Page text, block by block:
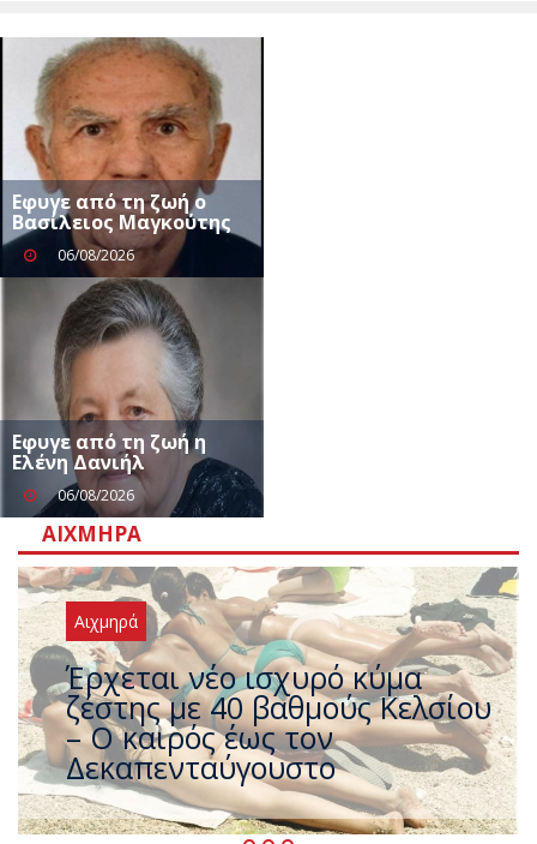
Eφυγε από τη ζωή ο
Βασίλειος Μαγκούτης
06/08/2026
Εφυγε από τη ζωή η
Ελένη Δανιήλ
06/08/2026
ΑΙΧΜΗΡΆ
Αιχμηρά
Άφαντος ο Τσίπρας… την ώρα
που η χώρα καίγεται